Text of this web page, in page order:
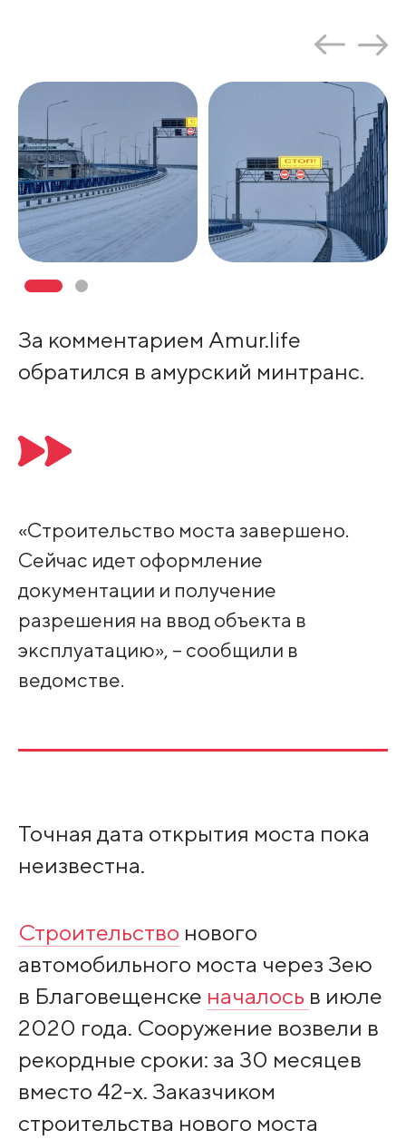
За комментарием Amur.life
обратился в амурский минтранс.
«Строительство моста завершено.
Сейчас идет оформление
документации и получение
разрешения на ввод объекта в
эксплуатацию», – сообщили в
ведомстве.
Точная дата открытия моста пока
неизвестна.
Строительство нового
автомобильного моста через Зею
в Благовещенске началось в июле
2020 года. Сооружение возвели в
рекордные сроки: за 30 месяцев
вместо 42-х. Заказчиком
строительства нового моста